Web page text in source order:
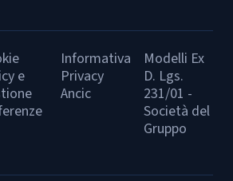
e
Informativa
Privacy
Ancic
Modelli Ex
D. Lgs.
231/01 -
Società del
Gruppo